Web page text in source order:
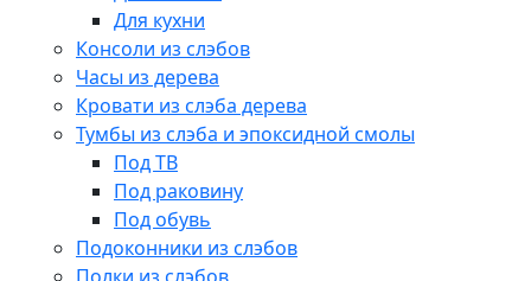
Для кухни
Консоли из слэбов
Часы из дерева
Кровати из слэба дерева
Тумбы из слэба и эпоксидной смолы
Под ТВ
Под раковину
Под обувь
Подоконники из слэбов